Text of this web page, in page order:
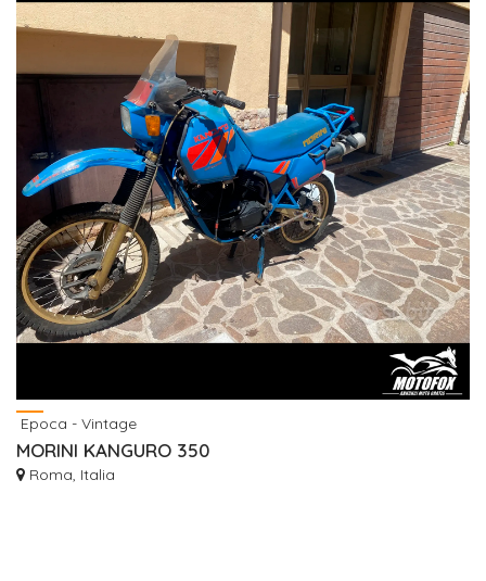
Epoca - Vintage
MORINI KANGURO 350
Roma, Italia